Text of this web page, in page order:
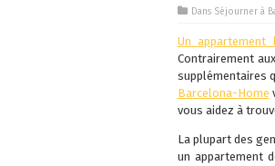
Dans Séjourner à
Un appartement
Contrairement
supplémentaires
Barcelona-Home
vous aidez à
La plupart des
un appartement